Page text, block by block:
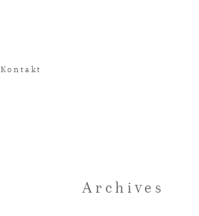
Kontakt
Archives